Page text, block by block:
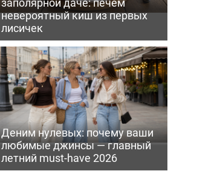
невероятный киш из первых
лисичек
Деним нулевых: почему ваши
любимые джинсы — главный
летний must-have 2026